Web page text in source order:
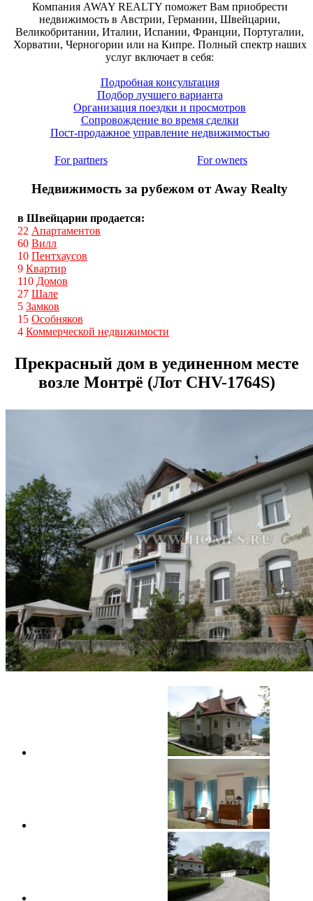
Компания AWAY REALTY поможет Вам приобрести
недвижимость в Австрии, Германии, Швейцарии,
Великобритании, Италии, Испании, Франции, Португалии,
Хорватии, Черногории или на Кипре. Полный спектр наших
услуг включает в себя:
Подробная консультация
Подбор лучшего варианта
Организация поездки и просмотров
Сопровождение во время сделки
Пост-продажное управление недвижимостью
For partners For owners
Недвижимость за рубежом от Away Realty
в Швейцарии продается:
22 Апартаментов
60 Вилл
10 Пентхаусов
9 Квартир
110 Домов
27 Шале
5 Замков
15 Особняков
4 Коммерческой недвижимости
Прекрасный дом в уединенном месте
возле Монтрё (Лот CHV-1764S)